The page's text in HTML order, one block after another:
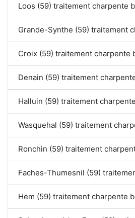
Loos (59) traitement charpente
Grande-Synthe (59) traitement
Croix (59) traitement charpente
Denain (59) traitement
Halluin (59) traitement
Wasquehal (59) traitement
Ronchin (59) traitement
Faches-Thumesnil (59)
Hem (59) traitement charpente